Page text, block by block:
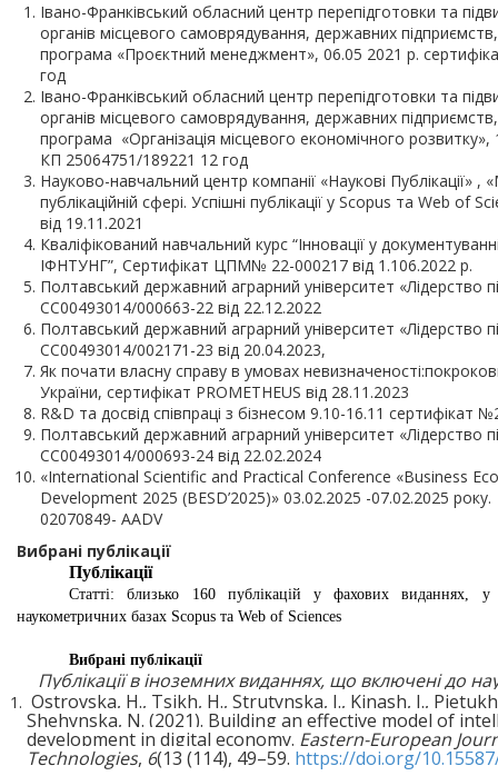
Івано-Франківський обласний центр перепідготовки та
органів місцевого самоврядування, державних
програма «Проєктний менеджмент», 06.05 2021 р.
год
Івано-Франківський обласний центр перепідготовки та
органів місцевого самоврядування, державних
програма «Організація місцевого економічного
КП 25064751/189221 12 год
Науково-навчальний центр компанії «Наукові Публікації» ,
публікаційній сфері. Успішні публікації у Scopus та Web of
від 19.11.2021
Кваліфікований навчальний курс “Інновації у
ІФНТУНГ”, Сертифікат ЦПМ№ 22-000217 від 1.106.2022 р.
Полтавський державний аграрний університет «Лідерство
СС00493014/000663-22 від 22.12.2022
Полтавський державний аграрний університет «Лідерство
СС00493014/002171-23 від 20.04.2023,
Як почати власну справу в умовах
України, сертифікат PROMETHEUS від 28.11.2023
R&D та досвід співпраці з бізнесом 9.10-16.11 сертифікат
Полтавський державний аграрний університет «Лідерство
СС00493014/000693-24 від 22.02.2024
«International Scientific and Practical Conference «Business
Development 2025 (BESD’2025)» 03.02.2025 -07.02.2025
02070849- AADV
Вибрані публікації
Публікації
Статті: близько 160 публікацій у фахових виданнях,
наукометричних базах Scopus та Web of Sciences
Вибрані публікації
Публікації в іноземних виданнях, що включені до
Ostrovska, H., Tsikh, H., Strutynska, I., Kinash, I.,
Shehynska, N. (2021). Building an effective model of
development in digital economy. Eastern-European
Technologies, 6(13 (114), 49–59. https://doi.org/